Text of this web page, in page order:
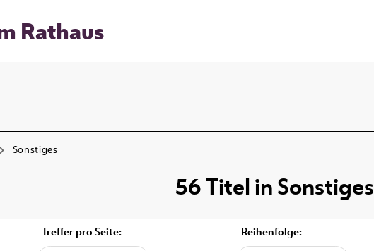
Rathaus
Sonstiges
56TitelinSonstiges
Treffer pro Seite: Reihenfolge: